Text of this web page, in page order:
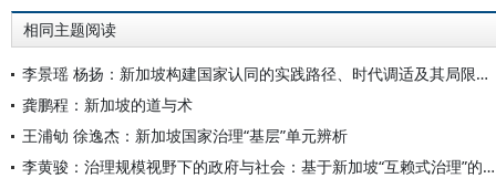
相同主题阅读
李景瑶 杨扬：新加坡构建国家认同的实践路径、时代调适及其局限和启示
龚鹏程：新加坡的道与术
王浦劬 徐逸杰：新加坡国家治理“基层”单元辨析
李黄骏：治理规模视野下的政府与社会：基于新加坡“互赖式治理”的研究